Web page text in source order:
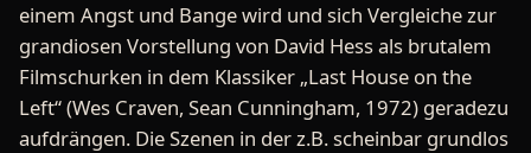
einem Angst und Bange wird und sich Vergleiche zur
grandiosen Vorstellung von David Hess als brutalem
Filmschurken in dem Klassiker „Last House on the
Left“ (Wes Craven, Sean Cunningham, 1972) geradezu
aufdrängen. Die Szenen in der z.B. scheinbar grundlos